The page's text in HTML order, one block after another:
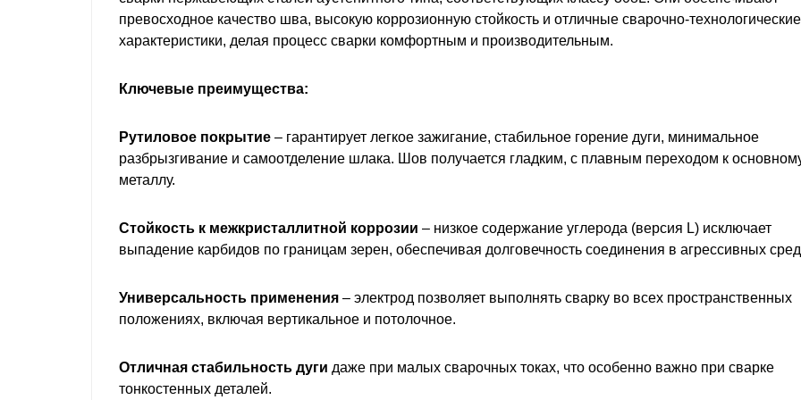
превосходное качество шва, высокую коррозионную стойкость и отличные сварочно-технологические
характеристики, делая процесс сварки комфортным и производительным.
Ключевые преимущества:
Рутиловое покрытие – гарантирует легкое зажигание, стабильное горение дуги, минимальное
разбрызгивание и самоотделение шлака. Шов получается гладким, с плавным переходом к
металлу.
Стойкость к межкристаллитной коррозии – низкое содержание углерода (версия L) исключает
выпадение карбидов по границам зерен, обеспечивая долговечность соединения в агрессивных
Универсальность применения – электрод позволяет выполнять сварку во всех пространственных
положениях, включая вертикальное и потолочное.
Отличная стабильность дуги даже при малых сварочных токах, что особенно важно при сварке
тонкостенных деталей.